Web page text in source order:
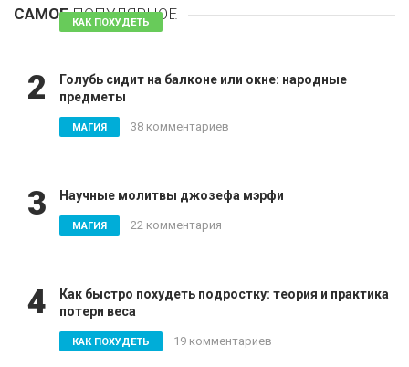
САМОЕПОПУЛЯРНОЕ
КАК ПОХУДЕТЬ 81 комментарий
2
Голубь сидит на балконе или окне: народные
предметы
МАГИЯ 38 комментариев
3 Научные молитвы джозефа мэрфи
МАГИЯ 22 комментария
4
Как быстро похудеть подростку: теория и практика
потери веса
КАК ПОХУДЕТЬ 19 комментариев